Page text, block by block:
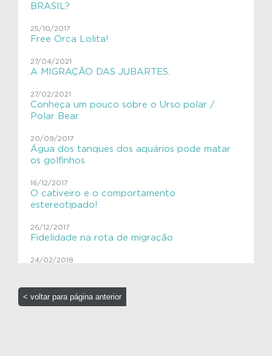
#VIVAsemlixo
Aves
Educação Ambiental
ExpediçãoVIVACinzAzul
SHE
VIVAGaleria
VIVAToninha
VIVAves
BRASIL?
25/10/2017
Free Orca Lolita!
27/04/2021
A MIGRAÇÃO DAS JUBARTES.
27/02/2021
Conheça um pouco sobre o Urso polar /
Polar Bear
20/09/2017
Água dos tanques dos aquários pode matar
os golfinhos
16/12/2017
O cativeiro e o comportamento
estereotipado!
26/12/2017
Fidelidade na rota de migração
24/02/2018
13/10/2017
Sensacional!! Aquário em realidade virtual!!
< voltar para página anterior